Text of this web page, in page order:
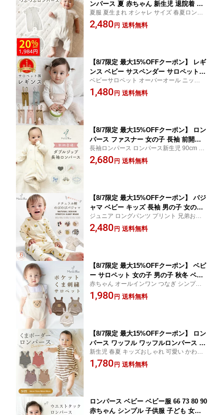
ンパース 夏 赤ちゃん 新生児 退院着 半
袖ロンパース ファスナー ナチュラル 半
袖 春 ダブルジッパー ベビー服 女の子
夏服 夏生まれ オシャレ サイズ 春夏ロンパ
ース 前開き カバーオール カバーオールベ
ビー ボディスーツ 幼稚園 保育園 つなぎ 60
2,480 円 送料無料
【8/7限定 最大15%OFFクーポン】 レギ
ンス ベビー サスペンダー サロペット
春 夏 ベビー服 男の子 女の子 キッズ 保
育園 子供 子供服 ベビーレギンス 60 70
ベビーサロペット オーバーオール ニット
リブレギンス ハイウエスト 春80カバーオー
ル 韓国 新生児ベビー服 80サイズ 春用 リブ
1,480 円 送料無料
【8/7限定 最大15%OFFクーポン】 ロン
パース ファスナー 女の子 長袖 前開き
秋冬 男の子 冬 ベビー服 ベビー 新生児
カバーオール カバーオールベビー 防寒
長袖ロンパース ロンパース新生児 90cm 薄
手 春夏 春 ロンパース女の子 ロンパース男
の子 ベビーロンパース 長袖カバーオール
2,680 円 送料無料
【8/7限定 最大15%OFFクーポン】 パジ
ャマ ベビー キッズ 長袖 男の子 女の子
上下セット 綿 子供パジャマ 長袖パジャ
マ 子供 子ども こども 子供服 80 90 100
ジュニア ロングパンツ プリント 兄弟お揃
い 保育園 幼稚園 小学生 お昼寝 お着がえ用
子ども服 こども服 ユニセックス 2点セット
2,480 円 送料無料
【8/7限定 最大15%OFFクーポン】 ベビ
ー サロペット 女の子 男の子 秋冬 ベビ
ー服 ベビーサロペット サスペンダー ベ
ビー男の子 ナチュラル 伸縮性 コットン
赤ちゃん オールインワン つなぎ シンプル
子供服 子ども 可愛い 綿 子ども服 服 子供
新生児 かわいい おしゃれ 伸びる ボトムス
1,980 円 送料無料
【8/7限定 最大15%OFFクーポン】 ロン
パース ワッフル ワッフルロンパース ベ
ビー ベビー服 66 73 80 90 赤ちゃん シ
ンプル 子供服 くま クマ 子ども 女の子
新生児 春夏 キッズおしゃれ 可愛い かわい
い 出産祝い カジュアル コットン 60 70 お
部屋着 夏服 ギフト 男女兼用 プレゼント ma
1,780 円 送料無料
ロンパース ベビー ベビー服 66 73 80 90
赤ちゃん シンプル 子供服 子ども 女の